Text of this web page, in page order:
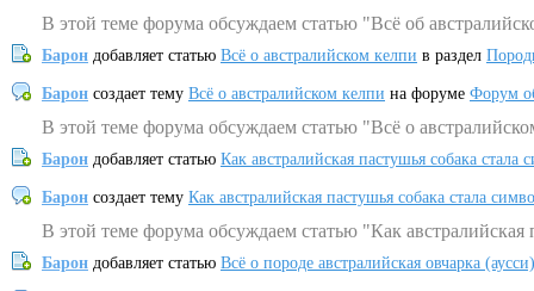
В этой теме форума обсуждаем статью "Всё об
Барон добавляет статью Всё о австралийском келпи в раздел
Барон создает тему Всё о австралийском келпи на форуме Форум
В этой теме форума обсуждаем статью "Всё о
Барон добавляет статью Как австралийская пастушья собака
Барон создает тему Как австралийская пастушья собака стала
В этой теме форума обсуждаем статью "Как
Барон добавляет статью Всё о породе австралийская овчарка (аусси)